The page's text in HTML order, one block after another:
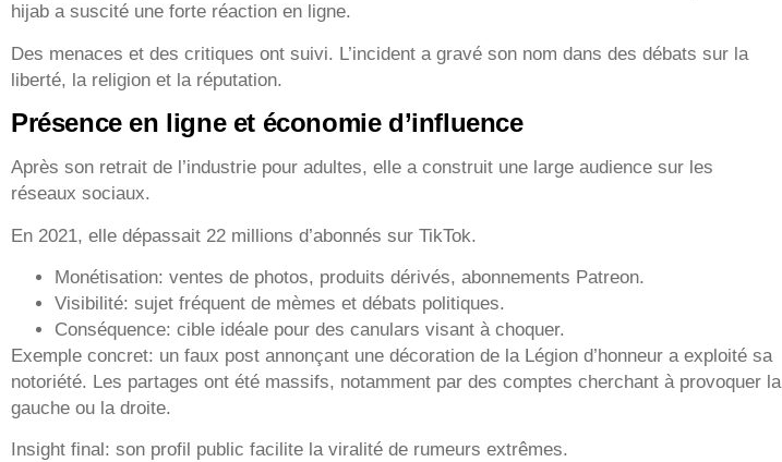
hijab a suscité une forte réaction en ligne.
Des menaces et des critiques ont suivi. L’incident a gravé son nom dans des débats sur la
liberté, la religion et la réputation.
Présence en ligne et économie d’influence
Après son retrait de l’industrie pour adultes, elle a construit une large audience sur les
réseaux sociaux.
En 2021, elle dépassait 22 millions d’abonnés sur TikTok.
Monétisation: ventes de photos, produits dérivés, abonnements Patreon.
Visibilité: sujet fréquent de mèmes et débats politiques.
Conséquence: cible idéale pour des canulars visant à choquer.
Exemple concret: un faux post annonçant une décoration de la Légion d’honneur a exploité sa
notoriété. Les partages ont été massifs, notamment par des comptes cherchant à provoquer la
gauche ou la droite.
Insight final: son profil public facilite la viralité de rumeurs extrêmes.